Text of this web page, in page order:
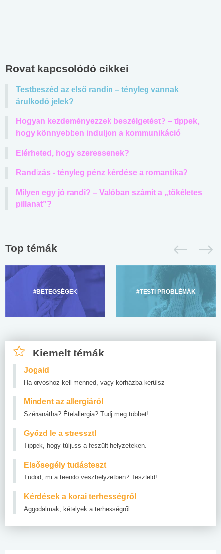
Rovat kapcsolódó cikkei
Testbeszéd az első randin – tényleg vannak
árulkodó jelek?
Hogyan kezdeményezzek beszélgetést? – tippek,
hogy könnyebben induljon a kommunikáció
Elérheted, hogy szeressenek?
Randizás - tényleg pénz kérdése a romantika?
Milyen egy jó randi? – Valóban számít a „tökéletes
pillanat”?
Top témák
#BETEGSÉGEK #TESTI PROBLÉMÁK
Kiemelt témák
Jogaid
Ha orvoshoz kell menned, vagy kórházba kerülsz
Mindent az allergiáról
Szénanátha? Ételallergia? Tudj meg többet!
Győzd le a stresszt!
Tippek, hogy túljuss a feszült helyzeteken.
Elsősegély tudásteszt
Tudod, mi a teendő vészhelyzetben? Teszteld!
Kérdések a korai terhességről
Aggodalmak, kételyek a terhességről